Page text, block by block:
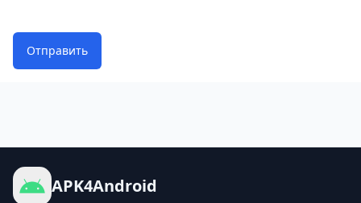
Отправить
APK4Android